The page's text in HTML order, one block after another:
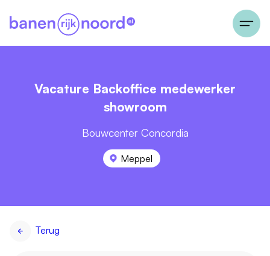
Vacature Backoffice medewerker
showroom
Bouwcenter Concordia
Meppel
Terug